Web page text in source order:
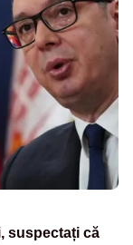
suspectați că